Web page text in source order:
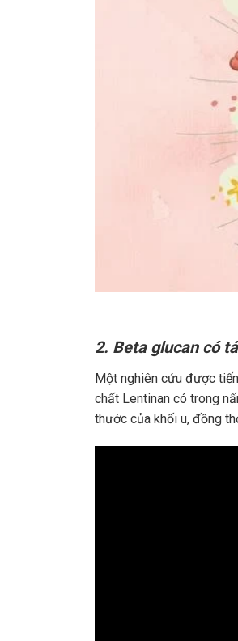
2. Beta glucan có
Một nghiên cứu được
chất Lentinan có trong
thước của khối u, đồng